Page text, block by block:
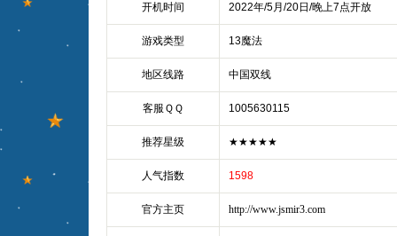
开机时间 2022年/5月/20日/晚上7点开放
游戏类型 13魔法
地区线路 中国双线
客服ＱＱ 1005630115
推荐星级 ★★★★★
人气指数 1598
官方主页 http://www.jsmir3.com